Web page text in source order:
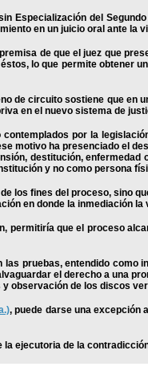
Especialización del
en un juicio oral ante
de que el juez que
lo que permite obtener
de circuito sostiene que en
en el nuevo sistema de
por la
motivo ha presenciado el
destitución,
y no como persona
los fines del proceso, sino
en donde la inmediación
permitiría que el proceso
pruebas, entendido
el derecho a una
observación de los discos
, puede darse una excepción
ejecutoria de la